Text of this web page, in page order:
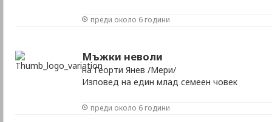
преди около 6 години
Мъжки неволи
на Георти Янев /Мери/
Изповед на един млад семеен човек
преди около 6 години